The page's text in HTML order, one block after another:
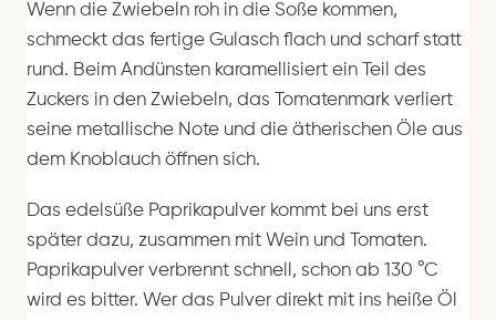
Wenn die Zwiebeln roh in die Soße kommen,
schmeckt das fertige Gulasch flach und scharf statt
rund. Beim Andünsten karamellisiert ein Teil des
Zuckers in den Zwiebeln, das Tomatenmark verliert
seine metallische Note und die ätherischen Öle aus
dem Knoblauch öffnen sich.
Das edelsüße Paprikapulver kommt bei uns erst
später dazu, zusammen mit Wein und Tomaten.
Paprikapulver verbrennt schnell, schon ab 130 °C
wird es bitter. Wer das Pulver direkt mit ins heiße Öl